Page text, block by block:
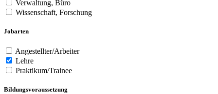
Verwaltung, Büro
Wissenschaft, Forschung
Jobarten
Angestellter/Arbeiter
Lehre
Praktikum/Trainee
Bildungsvoraussetzung